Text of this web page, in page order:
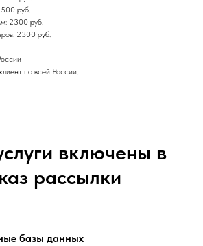
руб.
2300 руб.
2300 руб.
по всей России.
включены в
рассылки
базы данных